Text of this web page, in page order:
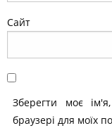
Сайт
Зберегти моє
браузері для моїх